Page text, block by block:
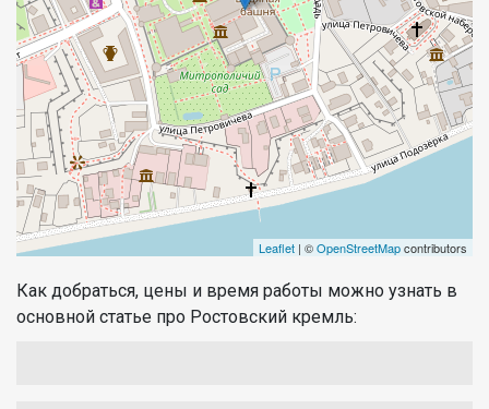
Leaflet | ©OpenStreetMapcontributors
Как добраться, цены и время работы можно узнать в
основной статье про Ростовский кремль: